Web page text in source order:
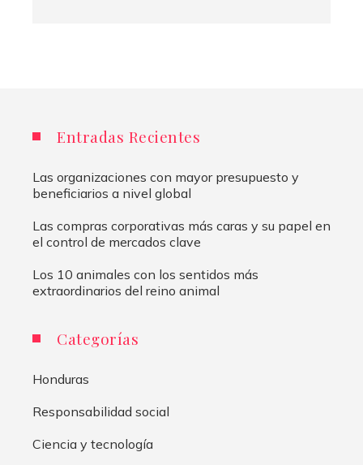
Entradas Recientes
Las organizaciones con mayor presupuesto y
beneficiarios a nivel global
Las compras corporativas más caras y su papel en
el control de mercados clave
Los 10 animales con los sentidos más
extraordinarios del reino animal
Categorías
Honduras
Responsabilidad social
Ciencia y tecnología